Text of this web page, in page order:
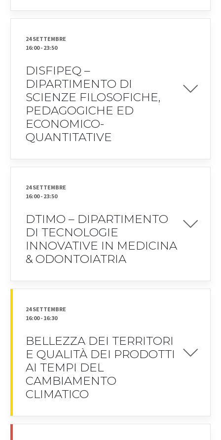
24 SETTEMBRE
16:00- 23:50
DISFIPEQ –
DIPARTIMENTO DI
SCIENZE FILOSOFICHE,
PEDAGOGICHE ED
ECONOMICO-
QUANTITATIVE
24 SETTEMBRE
16:00- 23:50
DTIMO – DIPARTIMENTO
DI TECNOLOGIE
INNOVATIVE IN MEDICINA
& ODONTOIATRIA
24 SETTEMBRE
16:00- 16:30
BELLEZZA DEI TERRITORI
E QUALITÀ DEI PRODOTTI
AI TEMPI DEL
CAMBIAMENTO
CLIMATICO